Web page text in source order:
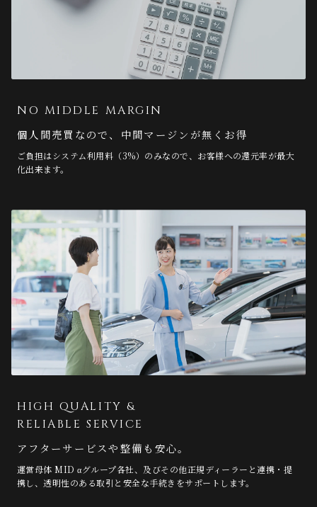
NO MIDDLE MARGIN
個人間売買なので、中間マージンが無くお得
ご負担はシステム利用料（3%）のみなので、お客様への還元率が最大
化出来ます。
HIGH QUALITY &
RELIABLE SERVICE
アフターサービスや整備も安心。
運営母体 MID αグループ各社、及びその他正規ディーラーと連携・提
携し、透明性のある取引と安全な手続きをサポートします。